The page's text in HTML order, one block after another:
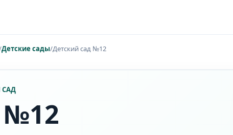
Детские сады/Детский сад №12
САД
№12